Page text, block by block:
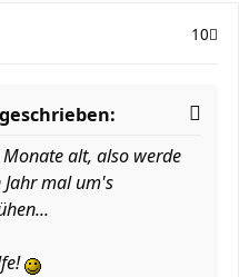
10
alt, also werde
mal um's